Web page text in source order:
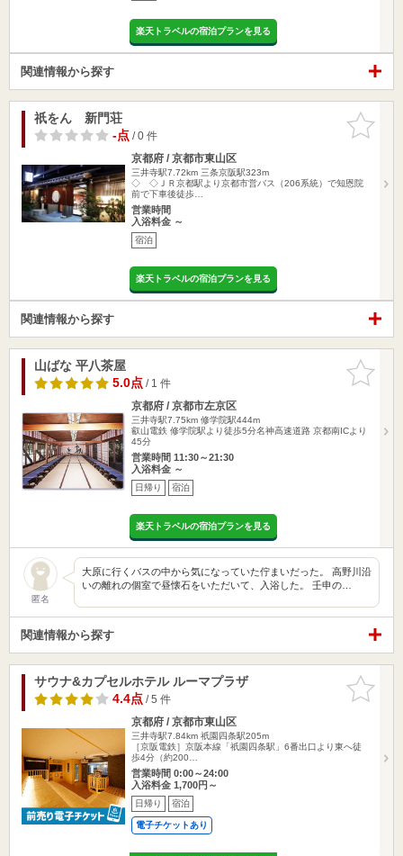
楽天トラベルの宿泊プランを見る
関連情報から探す
お気に入
りに追加
祇をん 新門荘
-点/ 0 件
京都府 / 京都市東山区
三井寺駅7.72km 三条京阪駅323m
◇ ◇ＪＲ京都駅より京都市営バス（206系統）で知恩院
前で下車後徒歩…
営業時間
入浴料金 ～
宿泊
楽天トラベルの宿泊プランを見る
関連情報から探す
お気に入
りに追加
山ばな 平八茶屋
5.0点/ 1 件
京都府 / 京都市左京区
三井寺駅7.75km 修学院駅444m
叡山電鉄 修学院駅より徒歩5分名神高速道路 京都南ICより
45分
営業時間 11:30～21:30
入浴料金 ～
日帰り 宿泊
楽天トラベルの宿泊プランを見る
匿名
大原に行くバスの中から気になっていた佇まいだった。 高野川沿
いの離れの個室で昼懐石をいただいて、入浴した。 壬申の…
関連情報から探す
お気に入
りに追加
サウナ&カプセルホテル ルーマプラザ
4.4点/ 5 件
京都府 / 京都市東山区
三井寺駅7.84km 祇園四条駅205m
［京阪電鉄］京阪本線「祇園四条駅」6番出口より東へ徒
歩4分（約200…
営業時間 0:00～24:00
入浴料金 1,700円～
日帰り 宿泊
電子チケットあり